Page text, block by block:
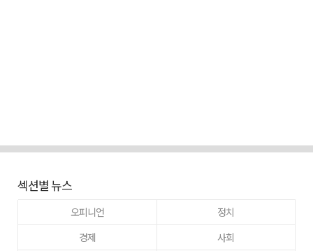
섹션별 뉴스
오피니언
정치
경제
사회